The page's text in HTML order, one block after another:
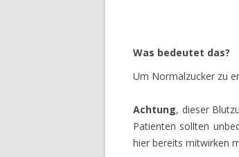
Was bedeutet das?
Um Normalzucker zu
Achtung, dieser
Patienten sollten
hier bereits mitwirken